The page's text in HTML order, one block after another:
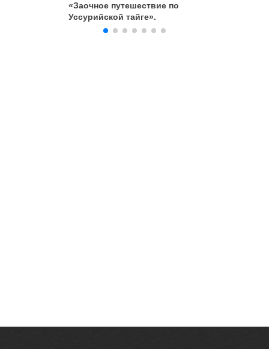
«Заочное путешествие по
Уссурийской тайге».